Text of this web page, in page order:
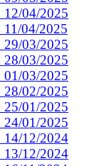
04/2025
04/2025
03/2025
03/2025
03/2025
02/2025
01/2025
01/2025
12/2024
12/2024